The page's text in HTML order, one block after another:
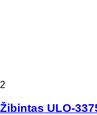
2
Žibintas ULO-